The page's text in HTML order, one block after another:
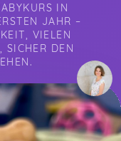
IN
JAHR –
VIELEN
SICHER DEN
here...
Kurs bei
Kombination